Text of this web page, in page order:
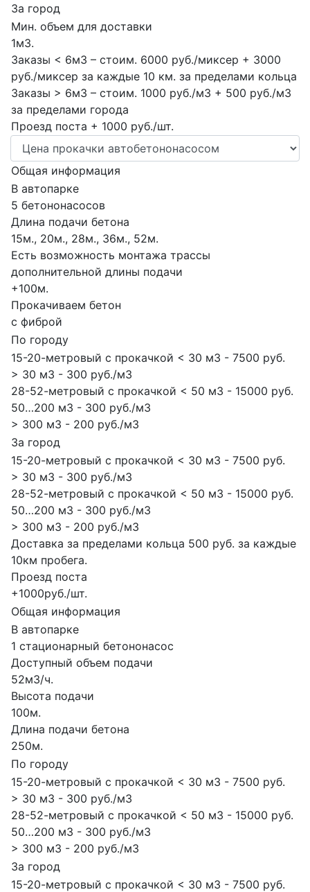
За город
Мин. объем для доставки
1м3.
Заказы < 6м3 – стоим. 6000 руб./миксер + 3000
руб./миксер за каждые 10 км. за пределами кольца
Заказы > 6м3 – стоим. 1000 руб./м3 + 500 руб./м3
за пределами города
Проезд поста + 1000 руб./шт.
Общая информация
В автопарке
5 бетононасосов
Длина подачи бетона
15м., 20м., 28м., 36м., 52м.
Есть возможность монтажа трассы
дополнительной длины подачи
+100м.
Прокачиваем бетон
с фиброй
По городу
15-20-метровый с прокачкой < 30 м3 - 7500 руб.
> 30 м3 - 300 руб./м3
28-52-метровый с прокачкой < 50 м3 - 15000 руб.
50…200 м3 - 300 руб./м3
> 300 м3 - 200 руб./м3
За город
15-20-метровый с прокачкой < 30 м3 - 7500 руб.
> 30 м3 - 300 руб./м3
28-52-метровый с прокачкой < 50 м3 - 15000 руб.
50…200 м3 - 300 руб./м3
> 300 м3 - 200 руб./м3
Доставка за пределами кольца 500 руб. за каждые
10км пробега.
Проезд поста
+1000руб./шт.
Общая информация
В автопарке
1 стационарный бетононасос
Доступный объем подачи
52м3/ч.
Высота подачи
100м.
Длина подачи бетона
250м.
По городу
15-20-метровый с прокачкой < 30 м3 - 7500 руб.
> 30 м3 - 300 руб./м3
28-52-метровый с прокачкой < 50 м3 - 15000 руб.
50…200 м3 - 300 руб./м3
> 300 м3 - 200 руб./м3
За город
15-20-метровый с прокачкой < 30 м3 - 7500 руб.